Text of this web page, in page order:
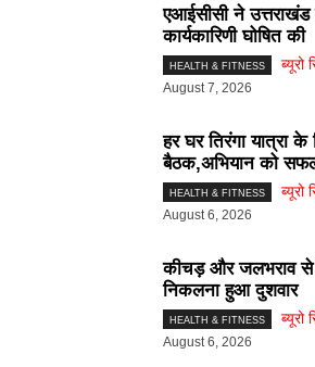
एआईसीसी ने
कार्यकारिणी घोषित की
HEALTH & FITNESS ब्यूरो
August 7, 2026
हर घर तिरंगा यात्रा के
बैठक,अभियान को
HEALTH & FITNESS ब्यूरो
August 6, 2026
कीचड़ और जलभराव से
निकलना हुआ दुशवार
HEALTH & FITNESS ब्यूरो
August 6, 2026